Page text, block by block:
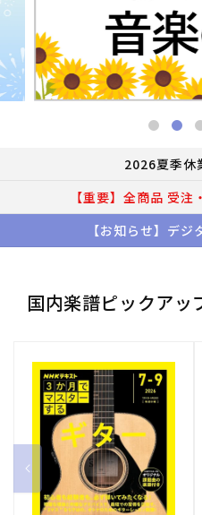
2026夏季休
【重要】全商品 受
【お知らせ】デ
国内楽譜ピックアッ